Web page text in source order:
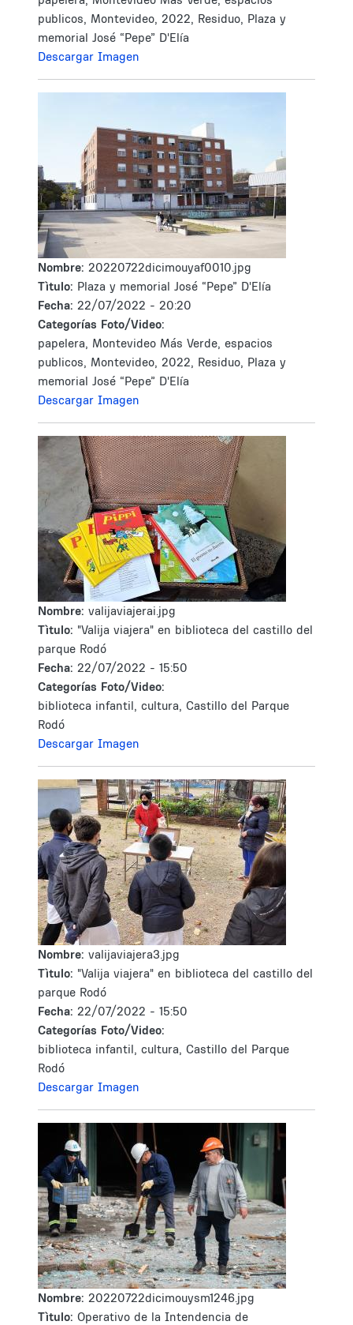
publicos, Montevideo, 2022, Residuo, Plaza y
memorial José “Pepe” D'Elía
Descargar Imagen
Nombre: 20220722dicimouyaf0010.jpg
Tìtulo: Plaza y memorial José “Pepe” D'Elía
Fecha: 22/07/2022 - 20:20
Categorías Foto/Video:
papelera, Montevideo Más Verde, espacios
publicos, Montevideo, 2022, Residuo, Plaza y
memorial José “Pepe” D'Elía
Descargar Imagen
Nombre: valijaviajerai.jpg
Tìtulo: "Valija viajera" en biblioteca del castillo del
parque Rodó
Fecha: 22/07/2022 - 15:50
Categorías Foto/Video:
biblioteca infantil, cultura, Castillo del Parque
Rodó
Descargar Imagen
Nombre: valijaviajera3.jpg
Tìtulo: "Valija viajera" en biblioteca del castillo del
parque Rodó
Fecha: 22/07/2022 - 15:50
Categorías Foto/Video:
biblioteca infantil, cultura, Castillo del Parque
Rodó
Descargar Imagen
Nombre: 20220722dicimouysm1246.jpg
Tìtulo: Operativo de la Intendencia de